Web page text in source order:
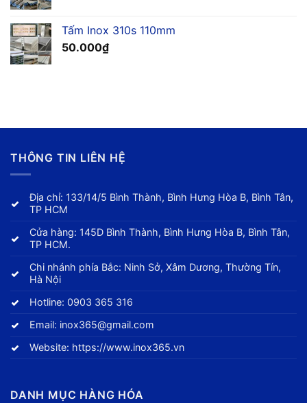
Tấm Inox 310s 110mm
50.000₫
THÔNG TIN LIÊN HỆ
Địa chỉ: 133/14/5 Bình Thành, Bình Hưng Hòa B, Bình Tân,
TP HCM
Cửa hàng: 145D Bình Thành, Bình Hưng Hòa B, Bình Tân,
TP HCM.
Chi nhánh phía Bắc: Ninh Sở, Xâm Dương, Thường Tín,
Hà Nội
Hotline:0903 365 316
Email: inox365@gmail.com
Website: https://www.inox365.vn
DANH MỤC HÀNG HÓA